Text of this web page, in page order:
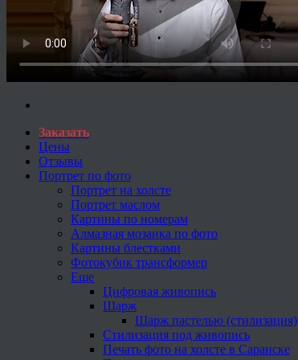
Заказать
Цены
Отзывы
Портрет по фото
Портрет на холсте
Портрет маслом
Картины по номерам
Алмазная мозаика по фото
Картины блестками
Фотокубик трансформер
Еще
Цифровая живопись
Шарж
Шарж пастелью (стилизация)
Стилизация под живопись
Печать фото на холсте в Саранске